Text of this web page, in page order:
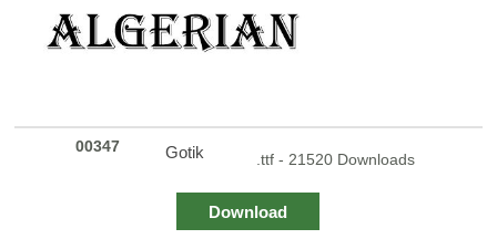
00347 Gotik .ttf - 21520 Downloads
Download